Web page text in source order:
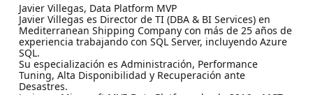
Javier Villegas, Data Platform MVP
Javier Villegas es Director de TI (DBA & BI Services) en
Mediterranean Shipping Company con más de 25 años de
experiencia trabajando con SQL Server, incluyendo Azure
SQL.
Su especialización es Administración, Performance
Tuning, Alta Disponibilidad y Recuperación ante
Desastres.